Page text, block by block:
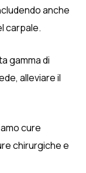
anche
carpale.
gamma di
alleviare il
cure
chirurgiche e